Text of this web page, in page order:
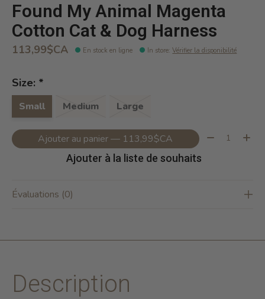
Found My Animal Magenta
Cotton Cat & Dog Harness
113,99$CA En stock en ligne In store:Vérifier la disponibilité
Size: *
Small Medium Large
Ajouter au panier — 113,99$CA Quantité:
Ajouter à la liste de souhaits
Évaluations (0)
Description